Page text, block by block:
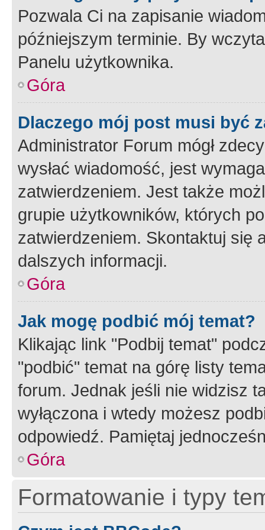
Pozwala Ci na zapisanie
późniejszym terminie. By
Panelu użytkownika.
Góra
Dlaczego mój post musi być
Administrator Forum mógł
wysłać wiadomość, jest
zatwierdzeniem. Jest także
grupie użytkowników, których
zatwierdzeniem. Skontaktuj się
dalszych informacji.
Góra
Jak mogę podbić mój temat?
Klikając link "Podbij temat"
"podbić" temat na górę listy
forum. Jednak jeśli nie widzisz
wyłączona i wtedy możesz
odpowiedź. Pamiętaj
Góra
Formatowanie i typy